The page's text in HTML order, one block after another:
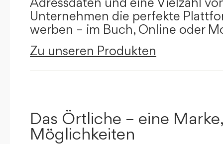
Unternehmen die perfekte
werben – im Buch, Online oder
Zu unseren Produkten
Das Örtliche – eine
Möglichkeiten